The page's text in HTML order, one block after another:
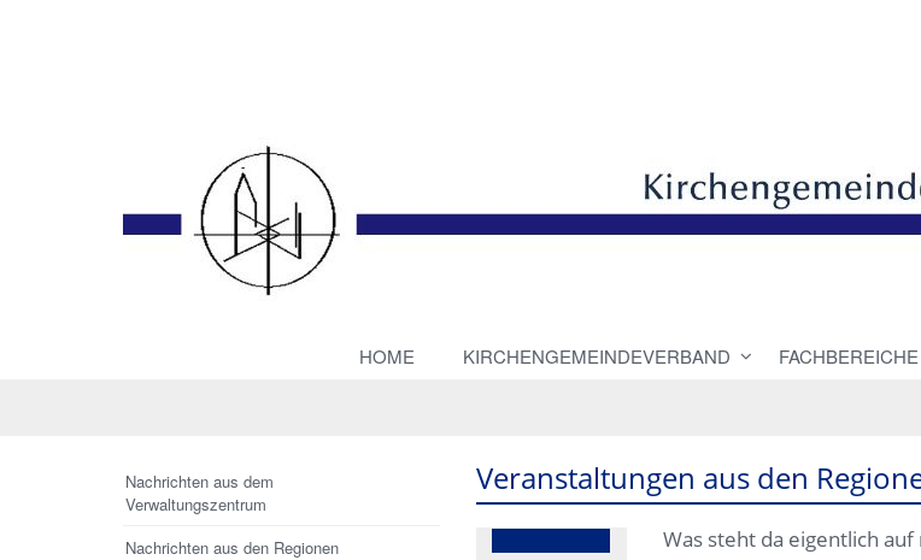
HOME KIRCHENGEMEINDEVERBAND FACHBEREICHE
Veranstaltungen aus den
Was steht da eigentlich
Nachrichten aus dem
Verwaltungszentrum
Nachrichten aus den Regionen